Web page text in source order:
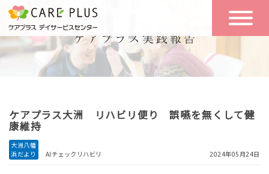
こんな方に
おすすめ
一日の流れ
一日体験
空き状況
実践報告
ケアプラス大洲 リハビリ便り 誤嚥を無くして健
康維持
大洲八幡
浜だより
AIチェックリハビリ 2024年05月24日